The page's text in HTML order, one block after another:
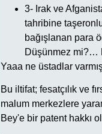
3- Irak ve
tahribine
bağışlanan para
Düşünmez mi?…
Yaaa ne üstadlar
Bu iltifat; fesatçılık ve
malum merkezlere
Bey'e bir patent hakkı